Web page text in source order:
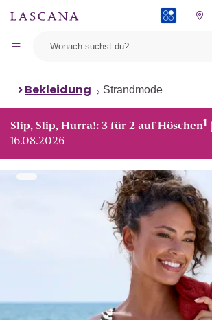
Bekleidung Strandmode
Slip, Slip, Hurra!: 3 für 2 auf Höschen1
16.08.2026